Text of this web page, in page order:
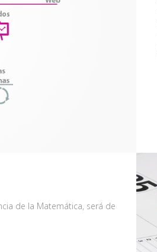
de la Matemática, será de